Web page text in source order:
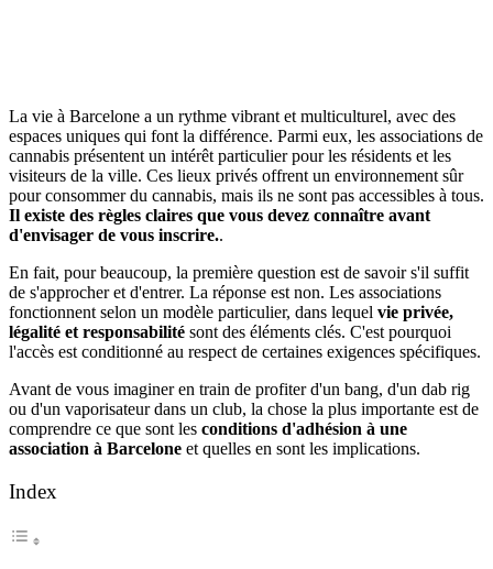
La vie à Barcelone a un rythme vibrant et multiculturel, avec des
espaces uniques qui font la différence. Parmi eux, les associations de
cannabis présentent un intérêt particulier pour les résidents et les
visiteurs de la ville. Ces lieux privés offrent un environnement sûr
pour consommer du cannabis, mais ils ne sont pas accessibles à tous.
Il existe des règles claires que vous devez connaître avant
d'envisager de vous inscrire..
En fait, pour beaucoup, la première question est de savoir s'il suffit
de s'approcher et d'entrer. La réponse est non. Les associations
fonctionnent selon un modèle particulier, dans lequel vie privée,
légalité et responsabilité sont des éléments clés. C'est pourquoi
l'accès est conditionné au respect de certaines exigences spécifiques.
Avant de vous imaginer en train de profiter d'un bang, d'un dab rig
ou d'un vaporisateur dans un club, la chose la plus importante est de
comprendre ce que sont les conditions d'adhésion à une
association à Barcelone et quelles en sont les implications.
Index